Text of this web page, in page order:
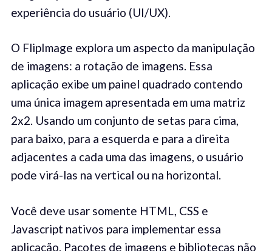
experiência do usuário (UI/UX).
O FlipImage explora um aspecto da manipulação
de imagens: a rotação de imagens. Essa
aplicação exibe um painel quadrado contendo
uma única imagem apresentada em uma matriz
2x2. Usando um conjunto de setas para cima,
para baixo, para a esquerda e para a direita
adjacentes a cada uma das imagens, o usuário
pode virá-las na vertical ou na horizontal.
Você deve usar somente HTML, CSS e
Javascript nativos para implementar essa
aplicação. Pacotes de imagens e bibliotecas não